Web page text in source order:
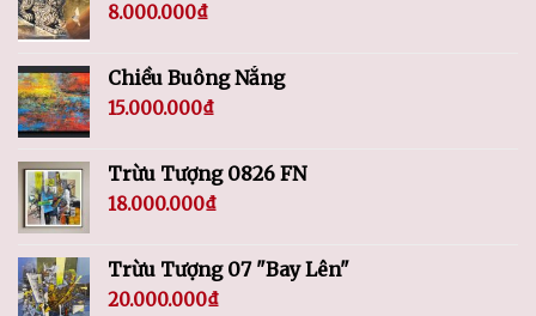
8.000.000₫
Chiều Buông Nắng
15.000.000₫
Trừu Tượng 0826 FN
18.000.000₫
Trừu Tượng 07 "Bay Lên"
20.000.000₫